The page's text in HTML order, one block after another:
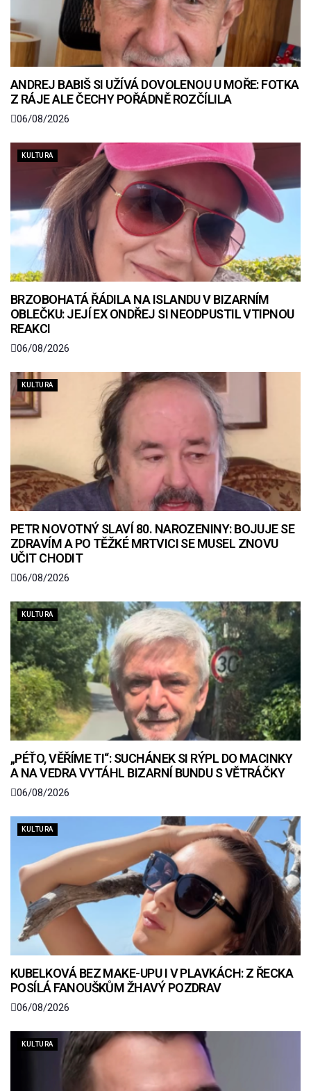
ANDREJ BABIŠ SI UŽÍVÁ DOVOLENOU U MOŘE: FOTKA
Z RÁJE ALE ČECHY POŘÁDNĚ ROZČÍLILA
06/08/2026
KULTURA
BRZOBOHATÁ ŘÁDILA NA ISLANDU V BIZARNÍM
OBLEČKU: JEJÍ EX ONDŘEJ SI NEODPUSTIL VTIPNOU
REAKCI
06/08/2026
KULTURA
PETR NOVOTNÝ SLAVÍ 80. NAROZENINY: BOJUJE SE
ZDRAVÍM A PO TĚŽKÉ MRTVICI SE MUSEL ZNOVU
UČIT CHODIT
06/08/2026
KULTURA
„PÉŤO, VĚŘÍME TI“: SUCHÁNEK SI RÝPL DO MACINKY
A NA VEDRA VYTÁHL BIZARNÍ BUNDU S VĚTRÁČKY
06/08/2026
KULTURA
KUBELKOVÁ BEZ MAKE-UPU I V PLAVKÁCH: Z ŘECKA
POSÍLÁ FANOUŠKŮM ŽHAVÝ POZDRAV
06/08/2026
KULTURA